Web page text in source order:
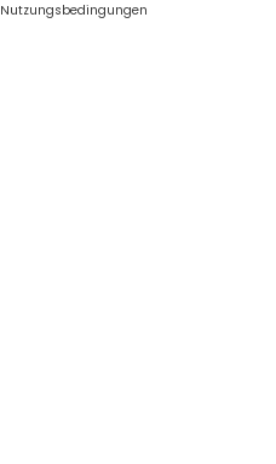
Nutzungsbedingungen